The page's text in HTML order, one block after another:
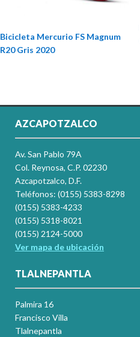
Bicicleta Mercurio FS Magnum
R20 Gris 2020
AZCAPOTZALCO
Av. San Pablo 79A
Col. Reynosa, C.P. 02230
Azcapotzalco, D.F.
Teléfonos: (0155) 5383-8298
(0155) 5383-4233
(0155) 5318-8021
(0155) 2124-5000
Ver mapa de ubicación
TLALNEPANTLA
Palmira 16
Francisco Villa
Tlalnepantla